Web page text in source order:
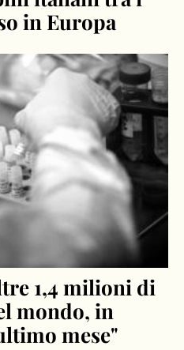
in Europa
1,4 milioni di
mondo, in
mese"